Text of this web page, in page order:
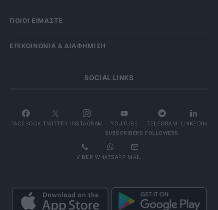
ΠΟΙΟΙ ΕΙΜΑΣΤΕ
ΕΠΙΚΟΙΝΩΝΙΑ & ΔΙΑΦΗΜΙΣΗ
SOCIAL LINKS
FACEBOOK TWITTER INSTAGRAM YOUTUBE
SUBSCRIBERS
TELEGRAM
FOLLOWERS
LINKEDIN
VIBER WHATSAPP MAIL